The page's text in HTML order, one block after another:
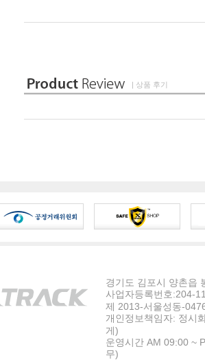
| 상품 후기
경기도 김포시 양촌읍
사업자등록번호:204-
제 2013-서울성동-
개인정보책임자: 정시
게)
운영시간 AM 09:00 ~
무)